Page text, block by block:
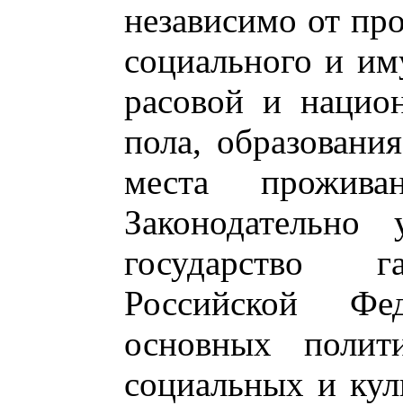
независимо от
социального и
расовой и
пола,
места
государство
Российской
основных
социальных и